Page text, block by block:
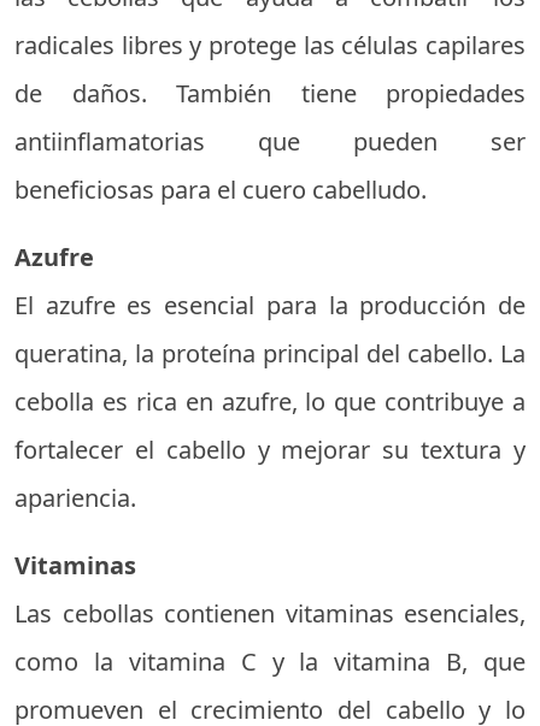
radicales libres y protege las células capilares
de daños. También tiene propiedades
antiinflamatorias que pueden ser
beneficiosas para el cuero cabelludo.
Azufre
El azufre es esencial para la producción de
queratina, la proteína principal del cabello. La
cebolla es rica en azufre, lo que contribuye a
fortalecer el cabello y mejorar su textura y
apariencia.
Vitaminas
Las cebollas contienen vitaminas esenciales,
como la vitamina C y la vitamina B, que
promueven el crecimiento del cabello y lo